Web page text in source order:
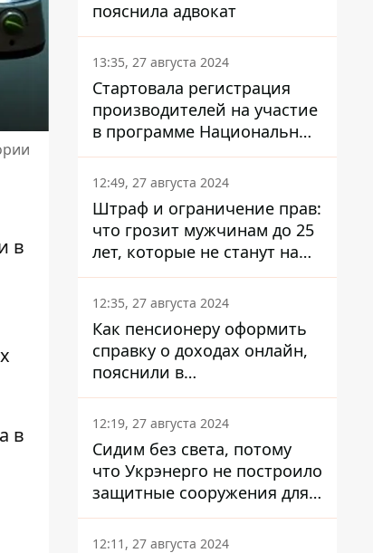
в
в
пояснила адвокат
13:35, 27 августа 2024
Стартовала регистрация
производителей на участие
в программе Национальный
кэшбек: как это сделать
через портал Дія
12:49, 27 августа 2024
Штраф и ограничение прав:
что грозит мужчинам до 25
лет, которые не станут на
военный учет
12:35, 27 августа 2024
Как пенсионеру оформить
справку о доходах онлайн,
пояснили в
Минсоцполитики
12:19, 27 августа 2024
Сидим без света, потому
что Укрэнерго не построило
защитные сооружения для
энергетики - нардеп
Кучеренко
12:11, 27 августа 2024